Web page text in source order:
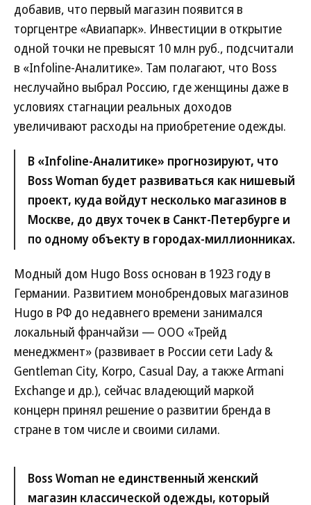
добавив, что первый магазин появится в
торгцентре «Авиапарк». Инвестиции в открытие
одной точки не превысят 10 млн руб., подсчитали
в «Infoline-Аналитике». Там полагают, что Boss
неслучайно выбрал Россию, где женщины даже в
условиях стагнации реальных доходов
увеличивают расходы на приобретение одежды.
В «Infoline-Аналитике» прогнозируют, что
Boss Woman будет развиваться как нишевый
проект, куда войдут несколько магазинов в
Москве, до двух точек в Санкт-Петербурге и
по одному объекту в городах-миллионниках.
Модный дом Hugo Boss основан в 1923 году в
Германии. Развитием монобрендовых магазинов
Hugo в РФ до недавнего времени занимался
локальный франчайзи — ООО «Трейд
менеджмент» (развивает в России сети Lady &
Gentleman City, Korpo, Casual Day, а также Armani
Exchange и др.), сейчас владеющий маркой
концерн принял решение о развитии бренда в
стране в том числе и своими силами.
Boss Woman не единственный женский
магазин классической одежды, который